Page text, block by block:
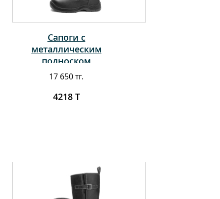
Сапоги с
металлическим
подноском
17 650 тг.
4218 Т